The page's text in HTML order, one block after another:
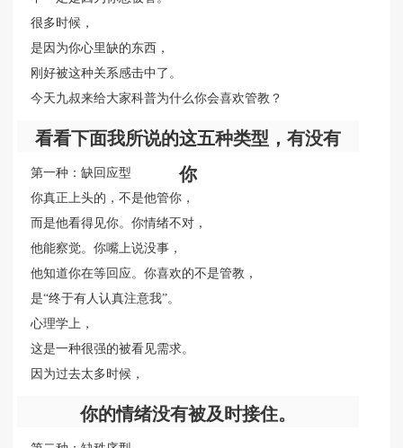
很多时候，
是因为你心里缺的东西，
刚好被这种关系感击中了。
今天九叔来给大家科普为什么你会喜欢管教？
看看下面我所说的这五种类型，有没有
你
第一种：缺回应型
你真正上头的，不是他管你，
而是他看得见你。你情绪不对，
他能察觉。你嘴上说没事，
他知道你在等回应。你喜欢的不是管教，
是“终于有人认真注意我”。
心理学上，
这是一种很强的被看见需求。
因为过去太多时候，
你的情绪没有被及时接住。